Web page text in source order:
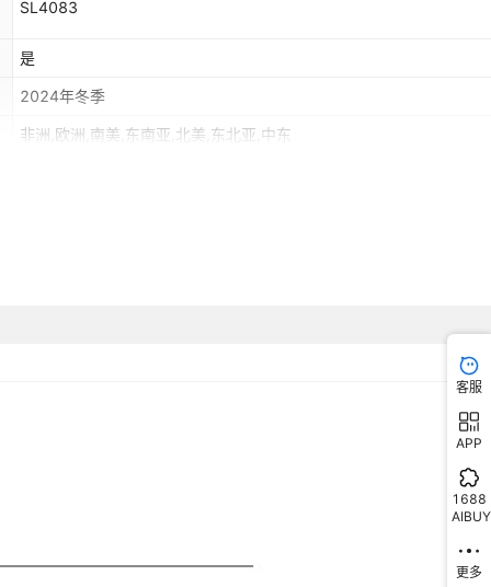
SL4083
是
2024年冬季
非洲,欧洲,南美,东南亚,北美,东北亚,中东
客服
APP
1688
AIBUY
更多